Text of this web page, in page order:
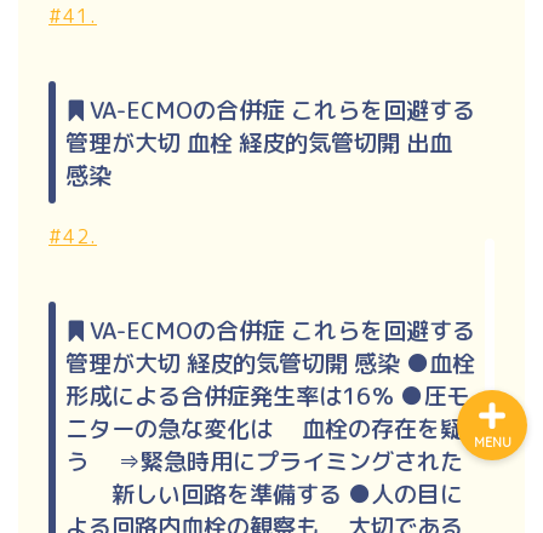
#41.
VA-ECMOの合併症 これらを回避する
管理が大切 血栓 経皮的気管切開 出血
感染
#42.
VA-ECMOの合併症 これらを回避する
管理が大切 経皮的気管切開 感染 ●血栓
形成による合併症発生率は16％ ●圧モ
ニターの急な変化は 血栓の存在を疑
う ⇒緊急時用にプライミングされた
新しい回路を準備する ●人の目に
MENU
プロフィール